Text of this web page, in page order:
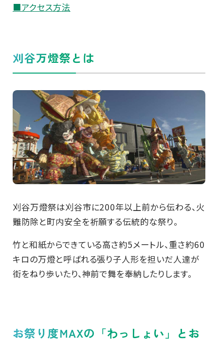
■アクセス方法
刈谷万燈祭とは
刈谷万燈祭は刈谷市に200年以上前から伝わる、火
難防除と町内安全を祈願する伝統的な祭り。
竹と和紙からできている高さ約5メートル、重さ約60
キロの万燈と呼ばれる張り子人形を担いだ人達が
街をねり歩いたり、神前で舞を奉納したりします。
お祭り度MAXの「わっしょい」とお